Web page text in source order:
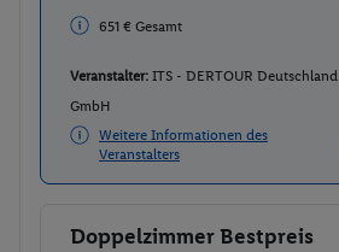
651 € Gesamt
Veranstalter: ITS - DERTOUR Deutschland
GmbH
Weitere Informationen des
Veranstalters
Buchen
Doppelzimmer Bestpreis